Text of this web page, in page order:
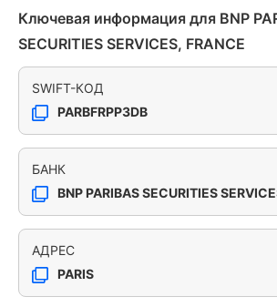
Ключевая информация для BNP
SECURITIES SERVICES, FRANCE
SWIFT-КОД
PARBFRPP3DB
БАНК
BNP PARIBAS SECURITIES
АДРЕС
PARIS